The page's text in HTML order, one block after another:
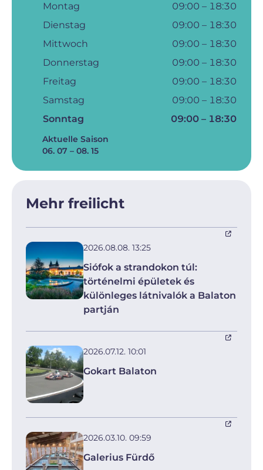
Montag
09:00 – 18:30
Dienstag
09:00 – 18:30
Mittwoch
09:00 – 18:30
Donnerstag
09:00 – 18:30
Freitag
09:00 – 18:30
Samstag
09:00 – 18:30
Sonntag
09:00 – 18:30
Aktuelle Saison
06. 07 – 08. 15
Mehr freilicht
2026.08.08. 13:25
Siófok a strandokon túl:
történelmi épületek és
különleges látnivalók a Balaton
partján
2026.07.12. 10:01
Gokart Balaton
2026.03.10. 09:59
Galerius Fürdő